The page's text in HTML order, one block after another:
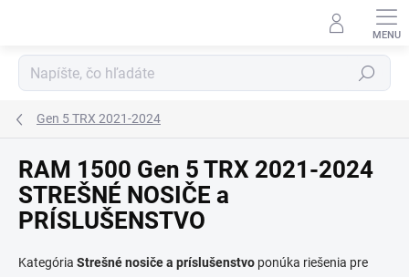
Hľadať
Gen 5 TRX 2021-2024
RAM 1500 Gen 5 TRX 2021-2024
STREŠNÉ NOSIČE a
PRÍSLUŠENSTVO
Kategória Strešné nosiče a príslušenstvo ponúka riešenia pre